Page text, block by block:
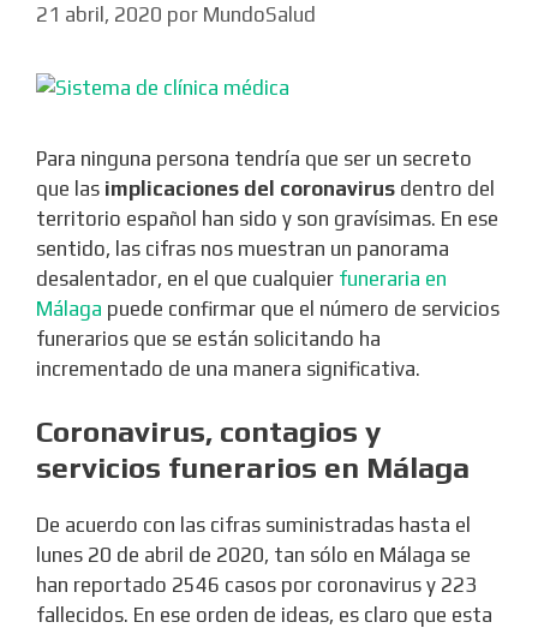
21 abril, 2020 por MundoSalud
Para ninguna persona tendría que ser un secreto
que las implicaciones del coronavirus dentro del
territorio español han sido y son gravísimas. En ese
sentido, las cifras nos muestran un panorama
desalentador, en el que cualquier funeraria en
Málaga puede confirmar que el número de servicios
funerarios que se están solicitando ha
incrementado de una manera significativa.
Coronavirus, contagios y
servicios funerarios en Málaga
De acuerdo con las cifras suministradas hasta el
lunes 20 de abril de 2020, tan sólo en Málaga se
han reportado 2546 casos por coronavirus y 223
fallecidos. En ese orden de ideas, es claro que esta